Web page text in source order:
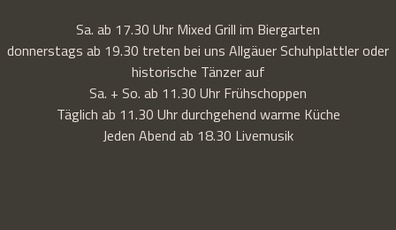
Sa. ab 17.30 Uhr Mixed Grill im Biergarten
donnerstags ab 19.30 treten bei uns Allgäuer Schuhplattler oder
historische Tänzer auf
Sa. + So. ab 11.30 Uhr Frühschoppen
Täglich ab 11.30 Uhr durchgehend warme Küche
Jeden Abend ab 18.30 Livemusik